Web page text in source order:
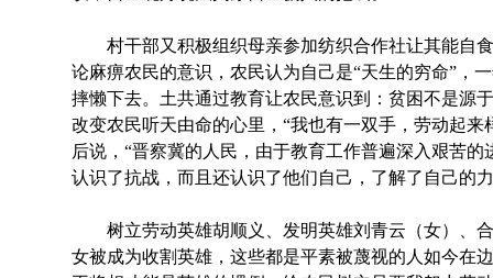
村干部又积极组织母亲参加纺织合作社让其能自食
论麻痹农民的意识，农民认为自己是“天生的穷命”，
摔懒下去。土共通过教育让农民意识到：贫困不是源
改变农民听天由命的心里，“我也有一双手，劳动起来
后说，“晋察冀的人民，由于教育工作普遍深入艰苦
认识了抗战，而且还认识了他们自己，了解了自己的
树立劳动英雄胡顺义、发明英雄刘青云（女）、合
女被成为收割英雄，这些都是平素被蔑视的人如今在